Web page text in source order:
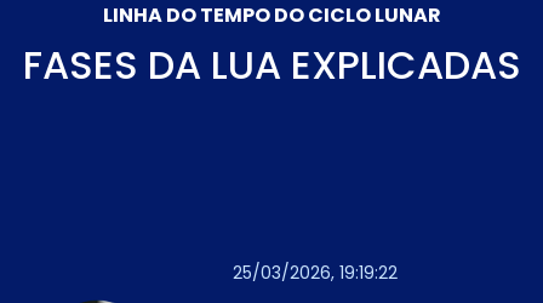
LINHA DO TEMPO DO CICLO LUNAR
FASES DA LUA EXPLICADAS
25/03/2026, 19:19:22